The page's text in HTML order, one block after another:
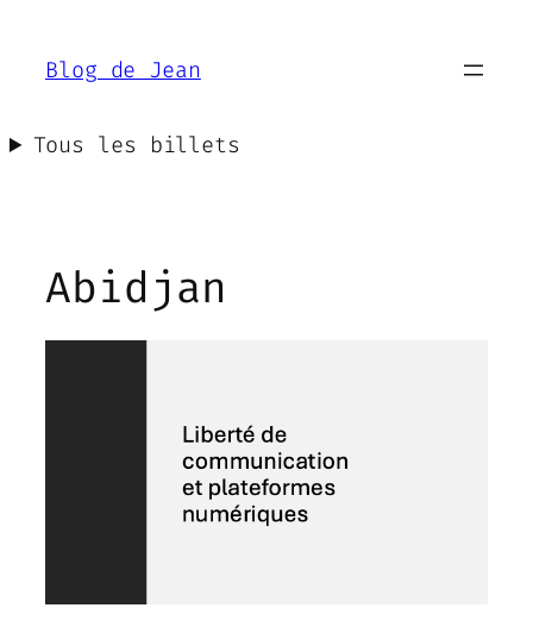
contenu
Blog de Jean
Tous les billets
Abidjan